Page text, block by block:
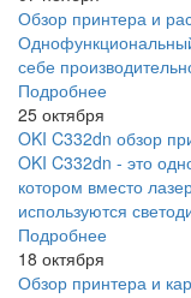
Обзор принтера и
себе
Подробнее
25 октября
OKI C332dn обзор
OKI C332dn - это
котором вместо
используются
Подробнее
18 октября
Обзор принтера и